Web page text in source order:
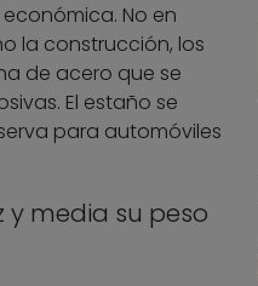
No en
la construcción, los
de acero que se
El estaño se
para automóviles
y media su peso